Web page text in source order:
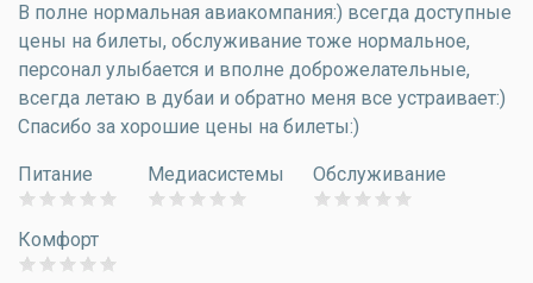
В полне нормальная авиакомпания:) всегда доступные
цены на билеты, обслуживание тоже нормальное,
персонал улыбается и вполне доброжелательные,
всегда летаю в дубаи и обратно меня все устраивает:)
Спасибо за хорошие цены на билеты:)
Питание Медиасистемы Обслуживание
Комфорт